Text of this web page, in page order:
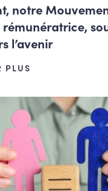
notre
l’avenir
PLUS